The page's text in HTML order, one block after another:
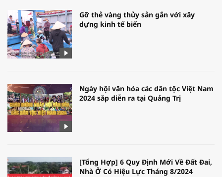
Gỡ thẻ vàng thủy sản gắn với xây
dựng kinh tế biển
Ngày hội văn hóa các dân tộc Việt Nam
2024 sắp diễn ra tại Quảng Trị
[Tổng Hợp] 6 Quy Định Mới Về Đất Đai,
Nhà Ở Có Hiệu Lực Tháng 8/2024